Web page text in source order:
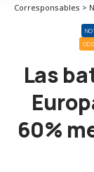
Las
60%